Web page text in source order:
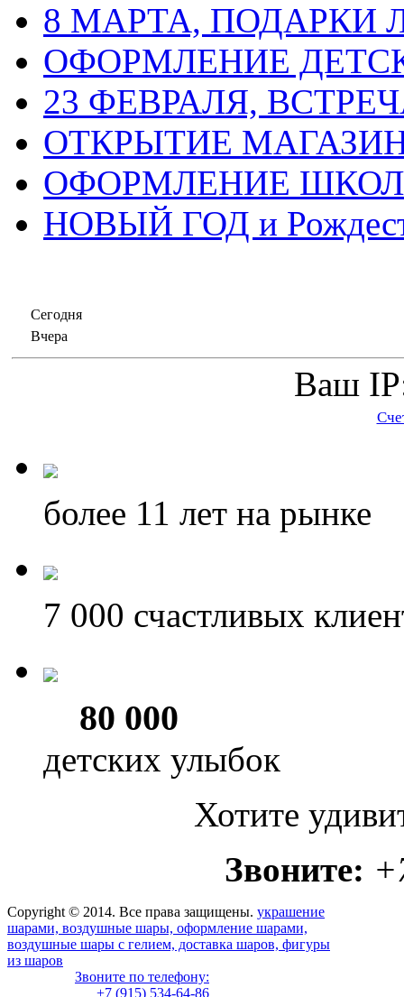
8 МАРТА,
ОФОРМЛЕНИЕ
23 ФЕВРАЛЯ,
ОТКРЫТИЕ
ОФОРМЛЕНИЕ
НОВЫЙ ГОД и
Сегодня
Вчера
Ваш
более 11 лет на рынке
7 000 счастливых
80 000
детских улыбок
Хотите
Звоните:
Copyright © 2014. Все права защищены. украшение
шарами, воздушные шары, оформление шарами,
воздушные шары с гелием, доставка шаров, фигуры
из шаров
Звоните по телефону:
+7 (915) 534-64-86